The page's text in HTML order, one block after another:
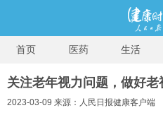
首页 医药 生活
关注老年视力问题，做好
2023-03-09 来源：人民日报健康客户端